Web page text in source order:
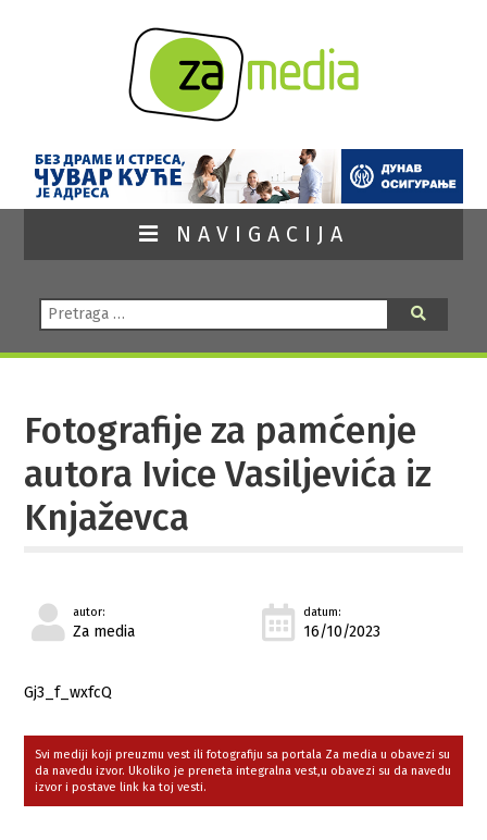
NAVIGACIJA
Pretraga:
Fotografije za pamćenje
autora Ivice Vasiljevića iz
Knjaževca
autor:
Za media
datum:
16/10/2023
Gj3_f_wxfcQ
Svi mediji koji preuzmu vest ili fotografiju sa portala Za media u obavezi su
da navedu izvor. Ukoliko je preneta integralna vest,u obavezi su da navedu
izvor i postave link ka toj vesti.